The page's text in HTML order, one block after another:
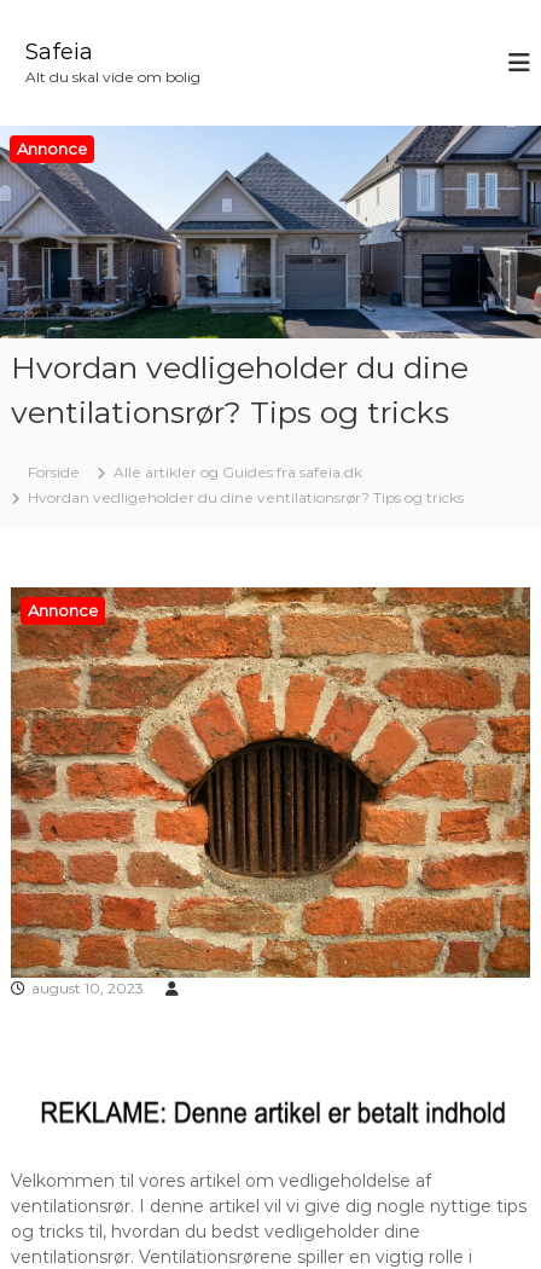
t
i
i
n
d
h
o
Safeia
Alt du skal vide om bolig
Annonce
Hvordan vedligeholder du dine
ventilationsrør? Tips og tricks
Forside
Alle artikler og Guides fra safeia.dk
Hvordan vedligeholder du dine ventilationsrør? Tips og tricks
Annonce
august 10, 2023
Velkommen til vores artikel om vedligeholdelse af
ventilationsrør. I denne artikel vil vi give dig nogle nyttige tips
og tricks til, hvordan du bedst vedligeholder dine
ventilationsrør. Ventilationsrørene spiller en vigtig rolle i